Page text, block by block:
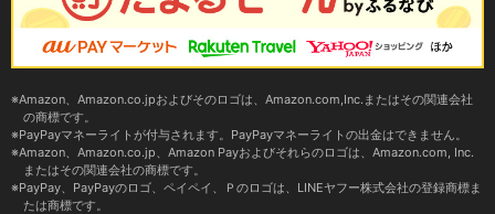
Amazon、Amazon.co.jpおよびそのロゴは、Amazon.com,Inc.またはその関連会社
の商標です。
PayPayマネーライトが付与されます。PayPayマネーライトの出金はできません。
Amazon、Amazon.co.jp、Amazon Payおよびそれらのロゴは、Amazon.com, Inc.
またはその関連会社の商標です。
PayPay、PayPayのロゴ、ペイペイ、Ｐのロゴは、LINEヤフー株式会社の登録商標ま
たは商標です。